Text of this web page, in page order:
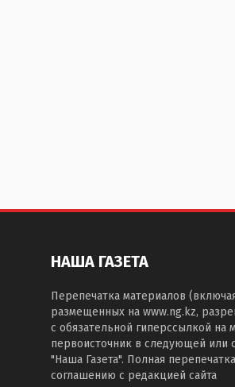
НАША ГАЗЕТА
Перепечатка материалов
размещенных на www.ng.kz,
с обязательной гиперссылкой на
первоисточник в следующей
"Наша Газета". Полная
соглашению с редакцией сайта